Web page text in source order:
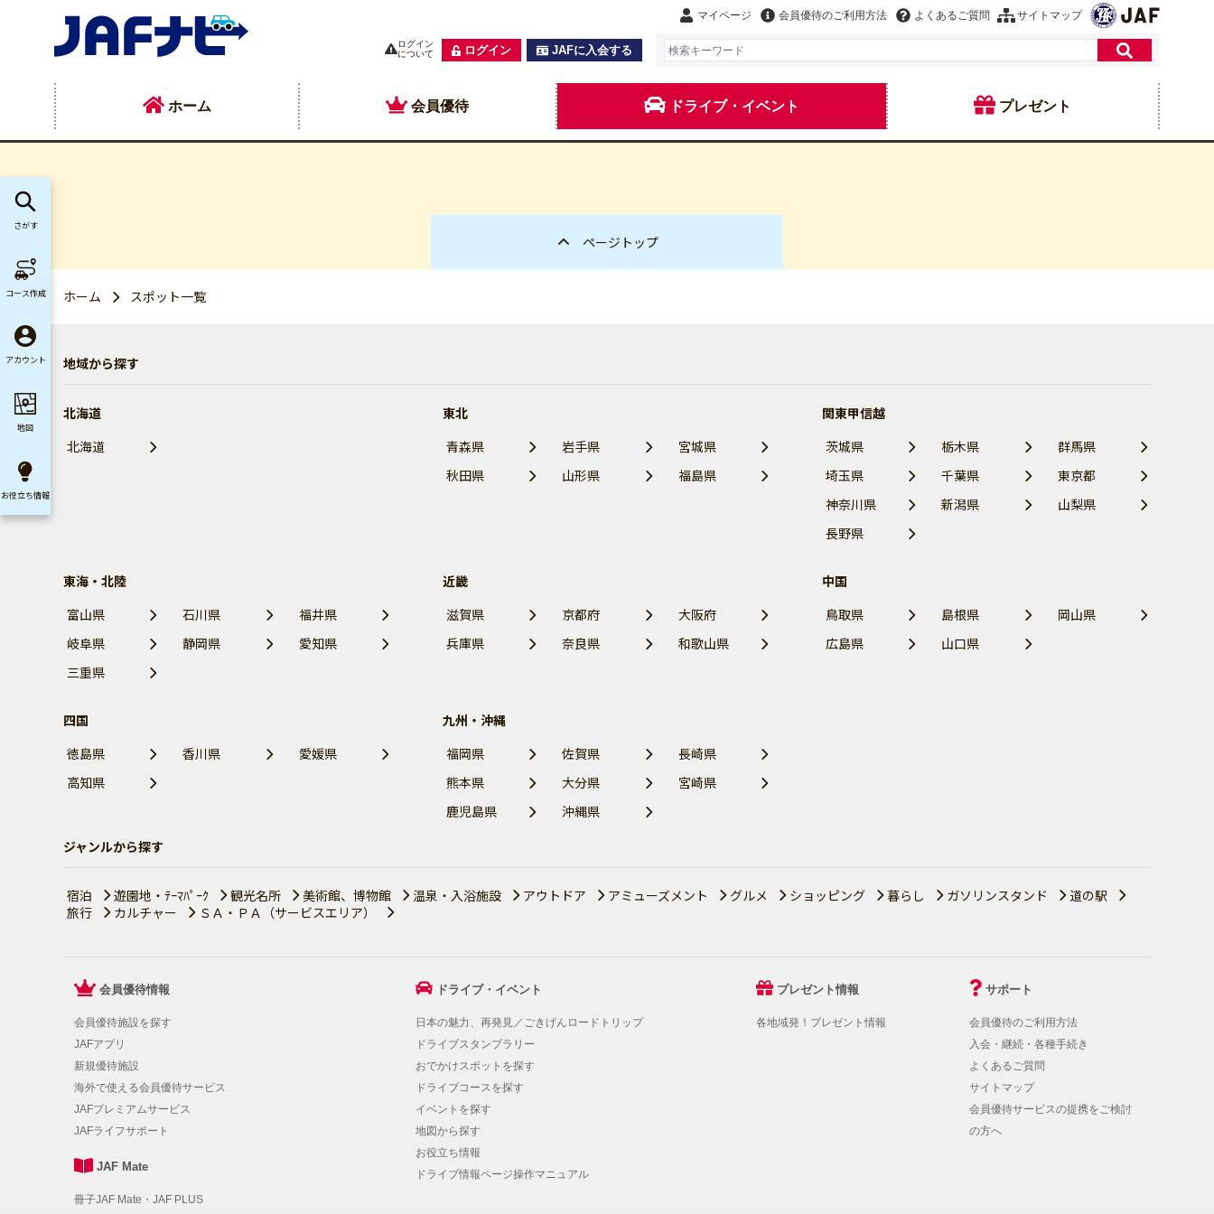
マイページ 会員優待のご利用方法 よくあるご質問 サイトマップ
ログイン
について
ログイン JAFに入会する
ホーム 会員優待 ドライブ・イベント プレゼント
ページトップ
ホーム スポット一覧
地域から探す
北海道
北海道
東北
青森県
岩手県
宮城県
秋田県
山形県 福島県
関東甲信越
茨城県
栃木県
群馬県
埼玉県
千葉県
東京都
神奈川県
新潟県
山梨県
長野県
東海・北陸
富山県
石川県
福井県
岐阜県
静岡県
愛知県
三重県
近畿
滋賀県
京都府
大阪府
兵庫県
奈良県 和歌山県
中国
鳥取県
島根県
岡山県
広島県
山口県
四国
徳島県
香川県
愛媛県
高知県
九州・沖縄
福岡県
佐賀県
長崎県
熊本県
大分県
宮崎県
鹿児島県
沖縄県
ジャンルから探す
宿泊 遊園地・ﾃｰﾏﾊﾟｰｸ 観光名所 美術館、博物館 温泉・入浴施設 アウトドア アミューズメント グルメ ショッピング 暮らし ガソリンスタンド
道の駅
旅行
カルチャー ＳＡ・ＰＡ（サービスエリア）
会員優待情報
会員優待施設を探す
JAFアプリ
新規優待施設
海外で使える会員優待サービス
JAFプレミアムサービス
JAFライフサポート
JAF Mate
冊子JAF Mate・JAF PLUS
ドライブ・イベント
日本の魅力、再発見／ごきげんロードトリップ
ドライブスタンプラリー
おでかけスポットを探す
ドライブコースを探す
イベントを探す
地図から探す
お役立ち情報
ドライブ情報ページ操作マニュアル
プレゼント情報
各地域発！プレゼント情報
サポート
会員優待のご利用方法
入会・継続・各種手続き
よくあるご質問
サイトマップ
会員優待サービスの提携をご検討
の方へ
さがす
コース作成
アカウント
地図
お役立ち情報